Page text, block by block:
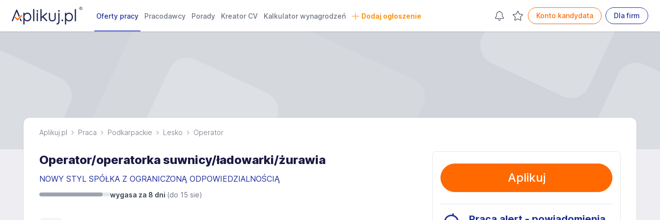
Oferty pracy Pracodawcy Porady Kreator CV Kalkulator wynagrodzeń Dodaj ogłoszenie Konto kandydata Dla firm
Aplikuj.pl Praca Podkarpackie Lesko Operator
Operator/operatorka suwnicy/ładowarki/żurawia
NOWY STYL SPÓŁKA Z OGRANICZONĄ ODPOWIEDZIALNOŚCIĄ
wygasa za 8 dni (do 15 sie)
Aplikuj